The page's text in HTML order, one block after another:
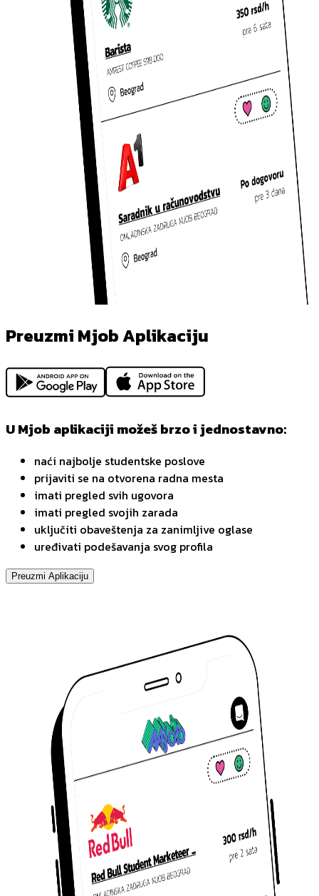
Preuzmi Mjob Aplikaciju
U Mjob aplikaciji možeš brzo i jednostavno:
naći najbolje studentske poslove
prijaviti se na otvorena radna mesta
imati pregled svih ugovora
imati pregled svojih zarada
uključiti obaveštenja za zanimljive oglase
uređivati podešavanja svog profila
Preuzmi Aplikaciju